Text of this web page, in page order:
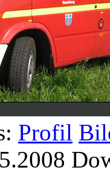
Profil